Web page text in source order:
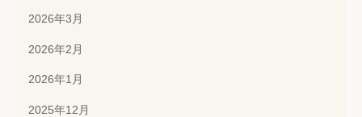
2026年3月
2026年2月
2026年1月
2025年12月